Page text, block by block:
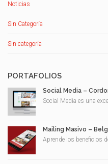
Noticias
Sin Categoría
Sin categoría
PORTAFOLIOS
Social Media –
Social Media es una
Mailing Masivo –
Aprende los beneficios